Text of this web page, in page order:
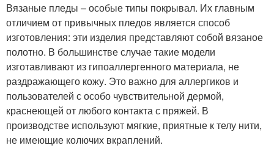
Вязаные пледы – особые типы покрывал. Их главным
отличием от привычных пледов является способ
изготовления: эти изделия представляют собой вязаное
полотно. В большинстве случае такие модели
изготавливают из гипоаллергенного материала, не
раздражающего кожу. Это важно для аллергиков и
пользователей с особо чувствительной дермой,
краснеющей от любого контакта с пряжей. В
производстве используют мягкие, приятные к телу нити,
не имеющие колючих вкраплений.